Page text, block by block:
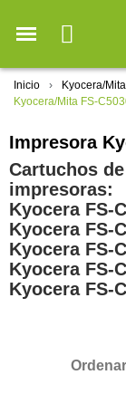
Inicio Kyocera/Mita
Kyocera/Mita FS-
Impresora
Cartuchos
impresoras:
Kyocera FS-
Kyocera FS-
Kyocera FS-
Kyocera FS-
Kyocera FS-